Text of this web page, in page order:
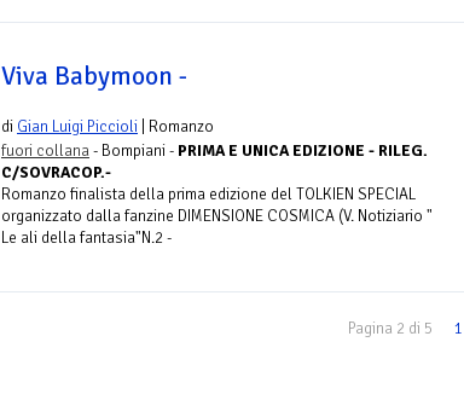
Viva Babymoon -
di Gian Luigi Piccioli | Romanzo
fuori collana- Bompiani - PRIMA E UNICA EDIZIONE - RILEG.
C/SOVRACOP.-
Romanzo finalista della prima edizione del TOLKIEN SPECIAL
organizzato dalla fanzine DIMENSIONE COSMICA (V. Notiziario "
Le ali della fantasia"N.2 -
Pagina 2 di 5 1